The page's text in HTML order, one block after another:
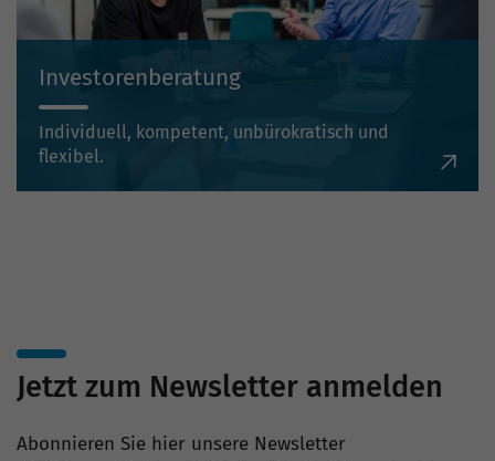
Investorenberatung
Individuell, kompetent, unbürokratisch und
flexibel.
Jetzt zum Newsletter anmelden
Abonnieren Sie hier unsere Newsletter